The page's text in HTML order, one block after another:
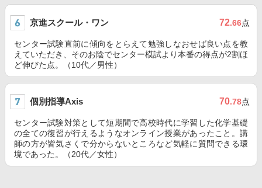
京進スクール・ワン 72.66点
センター試験直前に傾向をとらえて勉強しなおせば良い点を教
えていただき、そのお陰でセンター模試より本番の得点が2割ほ
ど伸びた点。（10代／男性）
個別指導Axis 70.78点
センター試験対策として短期間で高校時代に学習した化学基礎
の全ての復習が行えるようなオンライン授業があったこと。講
師の方が皆気さくで分からないところなど気軽に質問できる環
境であった。（20代／女性）